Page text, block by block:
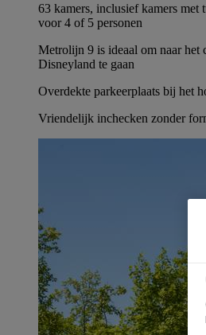
63 kamers, inclusief kamers met
voor 4 of 5 personen
Metrolijn 9 is ideaal om naar het
Disneyland te gaan
Overdekte parkeerplaats bij het
Vriendelijk inchecken zonder